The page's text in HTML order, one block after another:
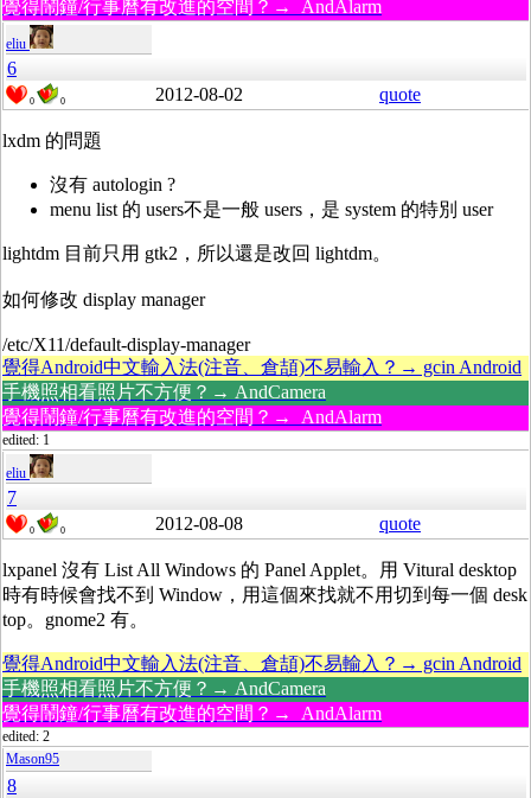
覺得鬧鐘/行事曆有改進的空間？→ AndAlarm
eliu
6
0 0 2012-08-02 quote
lxdm 的問題
沒有 autologin ?
menu list 的 users不是一般 users，是 system 的特別 user
lightdm 目前只用 gtk2，所以還是改回 lightdm。
如何修改 display manager
/etc/X11/default-display-manager
覺得Android中文輸入法(注音、倉頡)不易輸入？→ gcin Android
手機照相看照片不方便？→ AndCamera
覺得鬧鐘/行事曆有改進的空間？→ AndAlarm
edited: 1
eliu
7
0 0 2012-08-08 quote
lxpanel 沒有 List All Windows 的 Panel Applet。用 Vitural desktop
時有時候會找不到 Window，用這個來找就不用切到每一個 desk
top。gnome2 有。
覺得Android中文輸入法(注音、倉頡)不易輸入？→ gcin Android
手機照相看照片不方便？→ AndCamera
覺得鬧鐘/行事曆有改進的空間？→ AndAlarm
edited: 2
Mason95
8